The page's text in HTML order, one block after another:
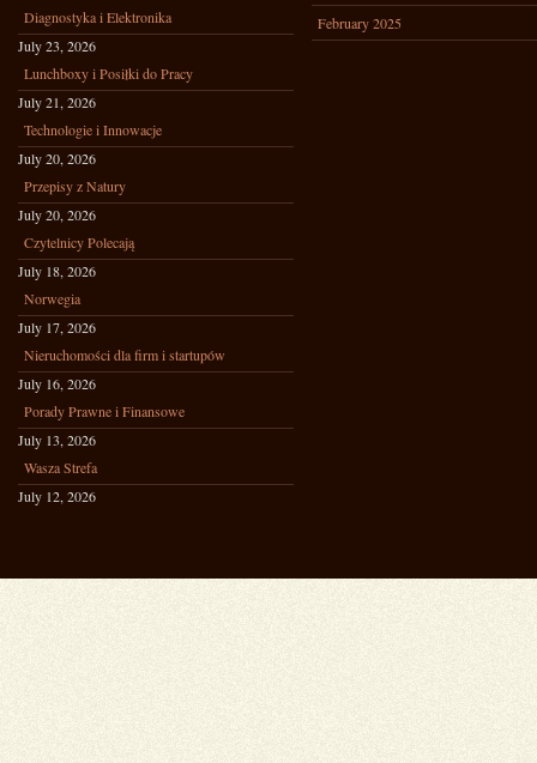
Diagnostyka i Elektronika
July 23, 2026
Lunchboxy i Posiłki do Pracy
July 21, 2026
Technologie i Innowacje
July 20, 2026
Przepisy z Natury
July 20, 2026
Czytelnicy Polecają
July 18, 2026
Norwegia
July 17, 2026
Nieruchomości dla firm i startupów
July 16, 2026
Porady Prawne i Finansowe
July 13, 2026
Wasza Strefa
July 12, 2026
February 2025